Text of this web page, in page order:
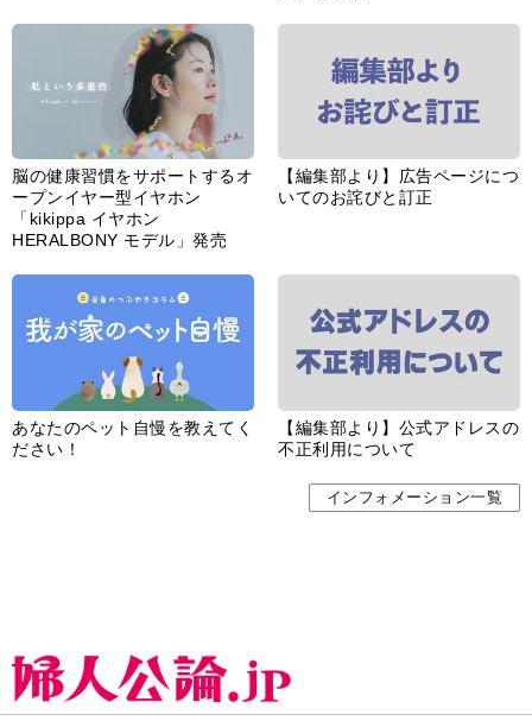
脳の健康習慣をサポートするオ
ープンイヤー型イヤホン
「kikippa イヤホン
HERALBONY モデル」発売
【編集部より】広告ページにつ
いてのお詫びと訂正
あなたのペット自慢を教えてく
ださい！
【編集部より】公式アドレスの
不正利用について
インフォメーション一覧